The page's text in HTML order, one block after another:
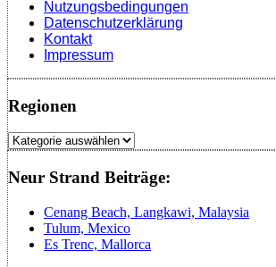
Nutzungsbedingungen
Datenschutzerklärung
Kontakt
Impressum
Regionen
Regionen
Neur Strand Beiträge:
Cenang Beach, Langkawi, Malaysia
Tulum, Mexico
Es Trenc, Mallorca